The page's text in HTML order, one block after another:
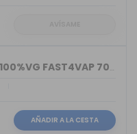
BASE GLICERINA 100%VG FAST4VAP 70ML O...
AÑADIR A LA CESTA